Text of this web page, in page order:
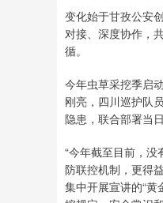
变化始于甘孜公安
对接、深度协作，
循。
今年虫草采挖季启
刚亮，四川巡护队
隐患，联合部署当
“今年截至目前，
防联控机制，更得
集中开展宣讲的“